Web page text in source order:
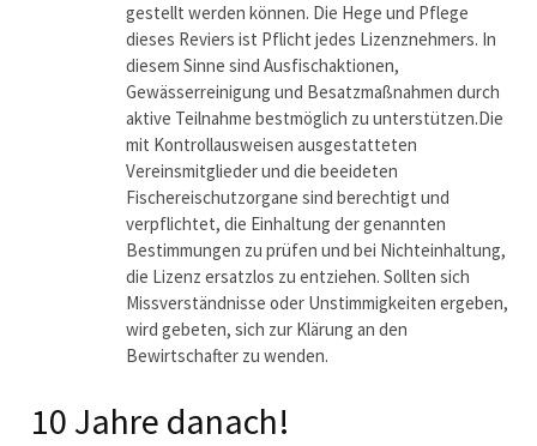
gestellt werden können. Die Hege und Pflege
dieses Reviers ist Pflicht jedes Lizenznehmers. In
diesem Sinne sind Ausfischaktionen,
Gewässerreinigung und Besatzmaßnahmen durch
aktive Teilnahme bestmöglich zu unterstützen.Die
mit Kontrollausweisen ausgestatteten
Vereinsmitglieder und die beeideten
Fischereischutzorgane sind berechtigt und
verpflichtet, die Einhaltung der genannten
Bestimmungen zu prüfen und bei Nichteinhaltung,
die Lizenz ersatzlos zu entziehen. Sollten sich
Missverständnisse oder Unstimmigkeiten ergeben,
wird gebeten, sich zur Klärung an den
Bewirtschafter zu wenden.
10 Jahre danach!